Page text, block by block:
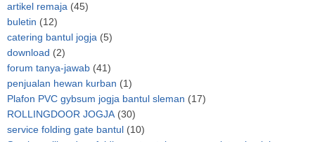
artikel remaja (45)
buletin (12)
catering bantul jogja (5)
download (2)
forum tanya-jawab (41)
penjualan hewan kurban (1)
Plafon PVC gybsum jogja bantul sleman (17)
ROLLINGDOOR JOGJA (30)
service folding gate bantul (10)